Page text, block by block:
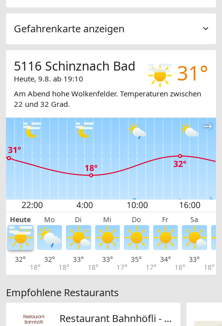
Gefahrenkarte anzeigen
31°
5116 Schinznach Bad
Heute, 9.8. ab 19:10
Am Abend hohe Wolkenfelder. Temperaturen zwischen
22 und 32 Grad.
Heute Mo Di Mi Do Fr Sa
32°
18°
32°
18°
33°
18°
33°
17°
35°
17°
34°
18°
33°
18°
Empfohlene Restaurants
Restaurant Bahnhöfli - Ihre Adresse für feines Essen in der Region Brugg Aargau